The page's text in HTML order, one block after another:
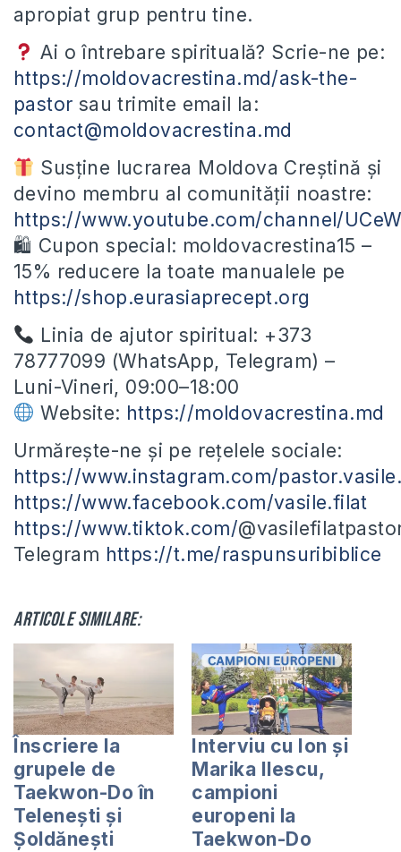
apropiat grup pentru tine.
Ai o întrebare spirituală? Scrie-ne pe:
https://moldovacrestina.md/ask-the-
pastor sau trimite email la:
contact@moldovacrestina.md
Susține lucrarea Moldova Creștină și
devino membru al comunității noastre:
https://www.youtube.com/channel/
🛍 Cupon special: moldovacrestina15 –
15% reducere la toate manualele pe
https://shop.eurasiaprecept.org
Linia de ajutor spiritual: +373
78777099 (WhatsApp, Telegram) –
Luni-Vineri, 09:00–18:00
Website: https://moldovacrestina.md
Urmărește-ne și pe rețelele sociale:
https://www.instagram.com/
https://www.facebook.com/vasile.filat
https://www.tiktok.com/
Telegram https://t.me/raspunsuribiblice
Articole similare:
Înscriere la
grupele de
Taekwon-Do în
Telenești și
Șoldănești
Interviu cu Ion și
Marika Ilescu,
campioni
europeni la
Taekwon-Do